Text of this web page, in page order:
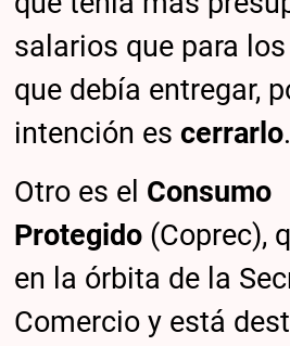
salarios que para
que debía entregar,
intención escerrarlo.
Otro es el Consumo
Protegido (Coprec),
en la órbita de la
Comercio y está